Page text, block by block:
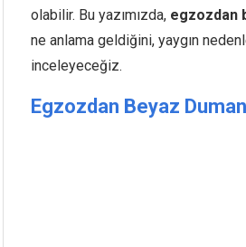
olabilir. Bu yazımızda, egzozdan
ne anlama geldiğini, yaygın
inceleyeceğiz.
Egzozdan Beyaz